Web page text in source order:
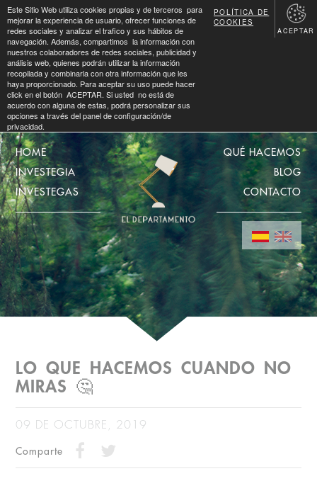
HOME
INVESTEGIA
INVESTEGAS
QUÉ HACEMOS
BLOG
CONTACTO
LO QUE HACEMOS CUANDO NO
MIRAS 🤔
09 DE OCTUBRE, 2019
Comparte
Este Sitio Web utiliza cookies propias y de terceros para
mejorar la experiencia de usuario, ofrecer funciones de
redes sociales y analizar el trafico y sus hábitos de
navegación. Además, compartimos la información con
nuestros colaboradores de redes sociales, publicidad y
análisis web, quienes podrán utilizar la información
recopilada y combinarla con otra información que les
haya proporcionado. Para aceptar su uso puede hacer
click en el botón ACEPTAR. Si usted no está de
acuerdo con alguna de estas, podrá personalizar sus
opciones a través del panel de configuración/de
privacidad.
POLÍTICA DE
COOKIES
ACEPTAR